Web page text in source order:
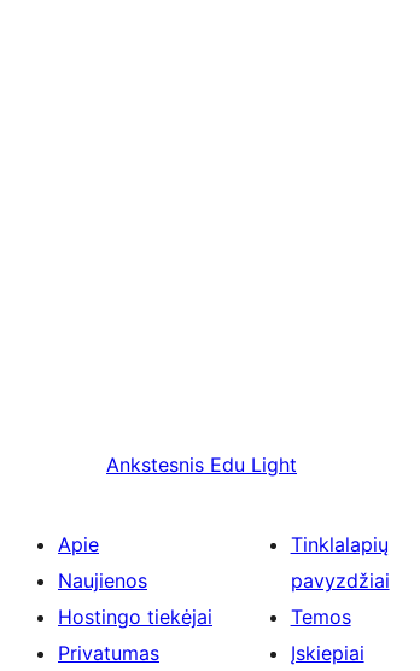
Ankstesnis Edu Light
Apie
Naujienos
Hostingo tiekėjai
Privatumas
Tinklalapių
pavyzdžiai
Temos
Įskiepiai